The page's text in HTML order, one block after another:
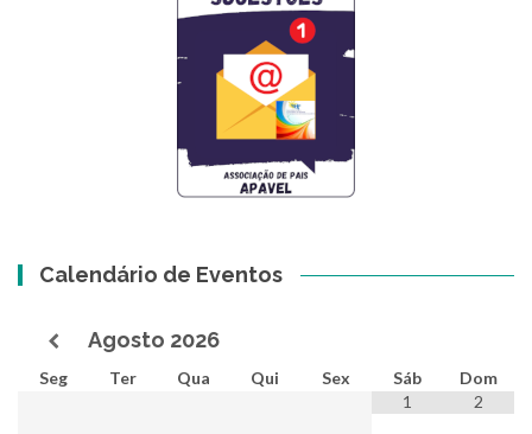
Calendário de Eventos
Agosto 2026
Seg Ter Qua Qui Sex Sáb
Dom
1
2